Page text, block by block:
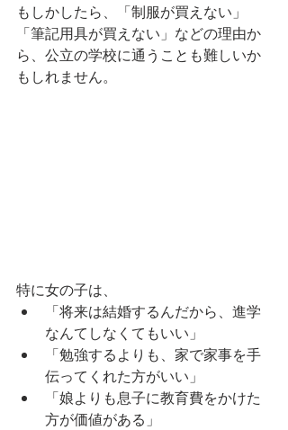
もしかしたら、「制服が買えない」
「筆記用具が買えない」などの理由か
ら、公立の学校に通うことも難しいか
もしれません。
特に女の子は、
「将来は結婚するんだから、進学
なんてしなくてもいい」
「勉強するよりも、家で家事を手
伝ってくれた方がいい」
「娘よりも息子に教育費をかけた
方が価値がある」